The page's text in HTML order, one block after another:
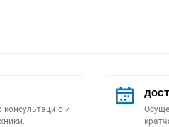
консультацию и